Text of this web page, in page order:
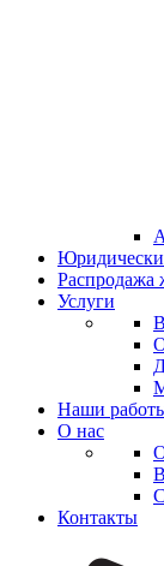
Распродажа
Услуги
Наши
О нас
Контакты